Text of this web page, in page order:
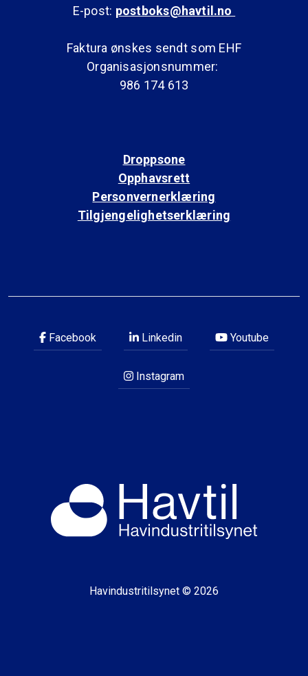
E-post: postboks@havtil.no
Faktura ønskes sendt som EHF
Organisasjonsnummer:
986 174 613
Droppsone
Opphavsrett
Personvernerklæring
Tilgjengelighetserklæring
Facebook Linkedin Youtube
Instagram
Havindustritilsynet © 2026